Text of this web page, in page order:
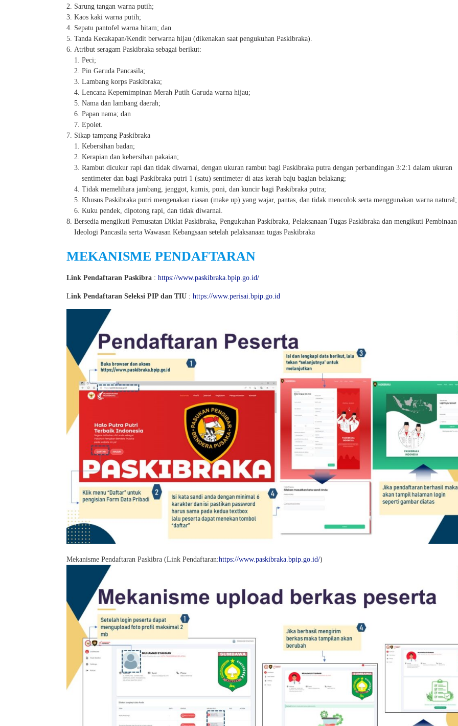
Sarung tangan warna putih;
Kaos kaki warna putih;
Sepatu pantofel warna hitam; dan
Tanda Kecakapan/Kendit berwarna hijau (dikenakan saat pengukuhan Paskibraka).
Atribut seragam Paskibraka sebagai berikut:
Peci;
Pin Garuda Pancasila;
Lambang korps Paskibraka;
Lencana Kepemimpinan Merah Putih Garuda warna hijau;
Nama dan lambang daerah;
Papan nama; dan
Epolet.
Sikap tampang Paskibraka
Kebersihan badan;
Kerapian dan kebersihan pakaian;
Rambut dicukur rapi dan tidak diwarnai, dengan ukuran rambut bagi Paskibraka putra dengan perbandingan 3:2:1 dalam ukuran
sentimeter dan bagi Paskibraka putri 1 (satu) sentimeter di atas kerah baju bagian belakang;
Tidak memelihara jambang, jenggot, kumis, poni, dan kuncir bagi Paskibraka putra;
Khusus Paskibraka putri mengenakan riasan (make up) yang wajar, pantas, dan tidak mencolok serta menggunakan warna
Kuku pendek, dipotong rapi, dan tidak diwarnai.
Bersedia mengikuti Pemusatan Diklat Paskibraka, Pengukuhan Paskibraka, Pelaksanaan Tugas Paskibraka dan mengikuti Pembinaan
Ideologi Pancasila serta Wawasan Kebangsaan setelah pelaksanaan tugas Paskibraka
MEKANISME PENDAFTARAN
Link Pendaftaran Paskibra : https://www.paskibraka.bpip.go.id/
Link Pendaftaran Seleksi PIP dan TIU : https://www.perisai.bpip.go.id
Mekanisme Pendaftaran Paskibra (Link Pendaftaran:https://www.paskibraka.bpip.go.id/)